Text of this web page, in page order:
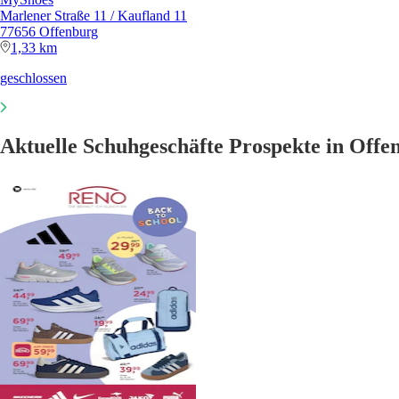
Marlener Straße 11 / Kaufland 11
77656 Offenburg
1,33 km
geschlossen
Aktuelle Schuhgeschäfte Prospekte in